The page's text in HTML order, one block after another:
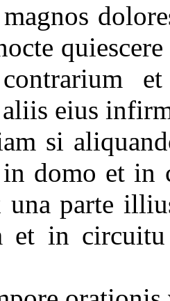
eius
si
domo et in
parte
et in